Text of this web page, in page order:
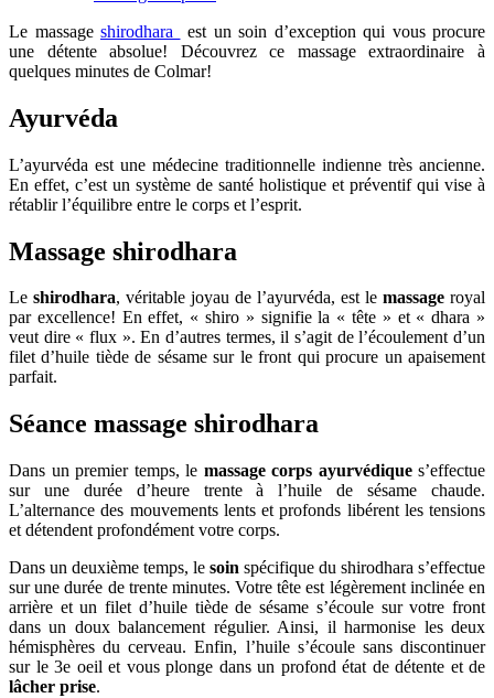
Le massage shirodhara
est un soin d’exception qui vous procure
une détente absolue! Découvrez ce massage extraordinaire à
quelques minutes de Colmar!
Ayurvéda
L’ayurvéda est une médecine traditionnelle indienne très ancienne.
En effet, c’est un système de santé holistique et préventif qui vise à
rétablir l’équilibre entre le corps et l’esprit.
Massage shirodhara
Le shirodhara, véritable joyau de l’ayurvéda, est le massage royal
par excellence! En effet, « shiro » signifie la « tête » et « dhara »
veut dire « flux ». En d’autres termes, il s’agit de l’écoulement d’un
filet d’huile tiède de sésame sur le front qui procure un apaisement
parfait.
Séance massage shirodhara
Dans un premier temps, le massage corps ayurvédiques’effectue
sur une durée d’heure trente à l’huile de sésame chaude.
L’alternance des mouvements lents et profonds libérent les tensions
et détendent profondément votre corps.
Dans un deuxième temps, le soin spécifique du shirodhara s’effectue
sur une durée de trente minutes. Votre tête est légèrement inclinée en
arrière et un filet d’huile tiède de sésame s’écoule sur votre front
dans un doux balancement régulier. Ainsi, il harmonise les deux
hémisphères du cerveau. Enfin, l’huile s’écoule sans discontinuer
sur le 3e oeil et vous plonge dans un profond état de détente et de
lâcher prise.